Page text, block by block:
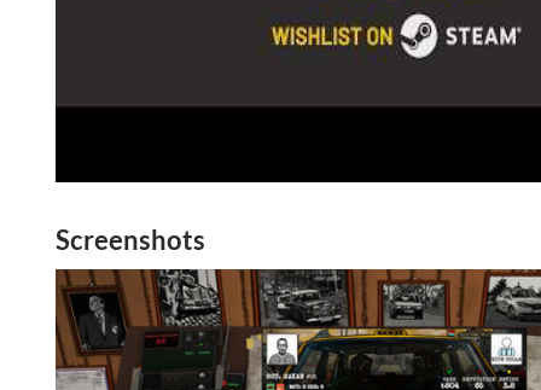
Screenshots